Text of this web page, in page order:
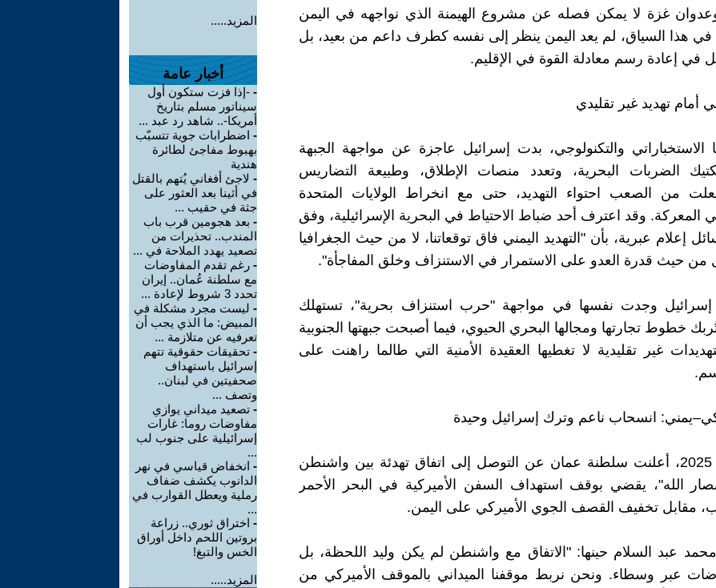
وعدوان غزة لا يمكن فصله عن مشروع الهيمنة الذي نواجهه في اليمن
في هذا السياق، لم يعد اليمن ينظر إلى نفسه كطرف داعم من بعيد، بل
في إعادة رسم معادلة القوة في الإقليم.
أمام تهديد غير تقليدي
الاستخباراتي والتكنولوجي، بدت إسرائيل عاجزة عن مواجهة الجبهة
الضربات البحرية، وتعدد منصات الإطلاق، وطبيعة التضاريس
جعلت من الصعب احتواء التهديد، حتى مع انخراط الولايات المتحدة
المعركة. وقد اعترف أحد ضباط الاحتياط في البحرية الإسرائيلية، وفق
إعلام عبرية، بأن "التهديد اليمني فاق توقعاتنا، لا من حيث الجغرافيا
حيث قدرة العدو على الاستمرار في الاستنزاف وخلق المفاجأة".
إسرائيل وجدت نفسها في مواجهة "حرب استنزاف بحرية"، تستهلك
خطوط تجارتها ومجالها البحري الحيوي، فيما أصبحت جبهتها الجنوبية
غير تقليدية لا تغطيها العقيدة الأمنية التي طالما راهنت على
انسحاب ناعم وترك إسرائيل وحيدة
في 6 مايو 2025، أعلنت سلطنة عمان عن التوصل إلى اتفاق تهدئة بين واشنطن
الله"، يقضي بوقف استهداف السفن الأميركية في البحر الأحمر
مقابل تخفيف القصف الجوي الأميركي على اليمن.
عبد السلام حينها: "الاتفاق مع واشنطن لم يكن وليد اللحظة، بل
عبر وسطاء. ونحن نربط موقفنا الميداني بالموقف الأميركي من
المزيد.....
أخبار عامة
- -إذا فزت ستكون أول
سيناتور مسلم بتاريخ
أمريكا-.. شاهد رد عبد ...
- اضطرابات جوية تتسبّب
بهبوط مفاجئ لطائرة
هندية
- لاجئ أفغاني يُتهم بالقتل
في أثينا بعد العثور على
جثة في حقيب ...
- بعد هجومين قرب باب
المندب.. تحذيرات من
تصعيد يهدد الملاحة في ...
- رغم تقدم المفاوضات
مع سلطنة عُمان.. إيران
تحدد 3 شروط لإعادة ...
- ليست مجرد مشكلة في
المبيض: ما الذي يجب أن
تعرفيه عن متلازمة ...
- تحقيقات حقوقية تتهم
إسرائيل باستهداف
صحفيتين في لبنان..
وتصف ...
- تصعيد ميداني يوازي
مفاوضات روما: غارات
إسرائيلية على جنوب لب
...
- انخفاض قياسي في نهر
الدانوب يكشف ضفاف
رملية ويعطل القوارب في
...
- اختراق ثوري.. زراعة
بروتين اللحم داخل أوراق
الخس والتبغ!
المزيد.....